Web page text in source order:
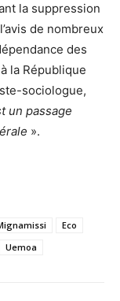
la suppression
de nombreux
des
la République
sociologue,
un passage
».
Eco
Uemoa